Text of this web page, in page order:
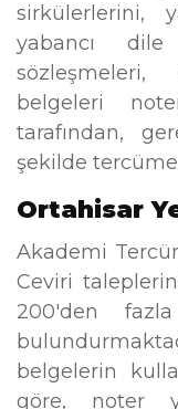
sirkülerlerini,
yabancı
belgeleri
tarafından,
şekilde
Ortahisar
Akademi
Ceviri
200'den
belgelerin
göre, noter